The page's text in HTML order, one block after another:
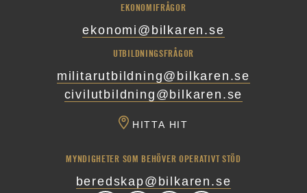
EKONOMIFRÅGOR
ekonomi@bilkaren.se
UTBILDNINGSFRÅGOR
militarutbildning@bilkaren.se
civilutbildning@bilkaren.se
HITTA HIT
MYNDIGHETER SOM BEHÖVER OPERATIVT STÖD
beredskap@bilkaren.se